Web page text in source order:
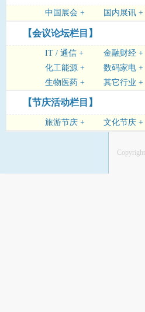
中国展会 + 国内展讯 +
【会议论坛栏目】
IT / 通信 + 金融财经 +
化工能源 +
数码家电 +
生物医药 +
其它行业 +
【节庆活动栏目】
旅游节庆 + 文化节庆 +